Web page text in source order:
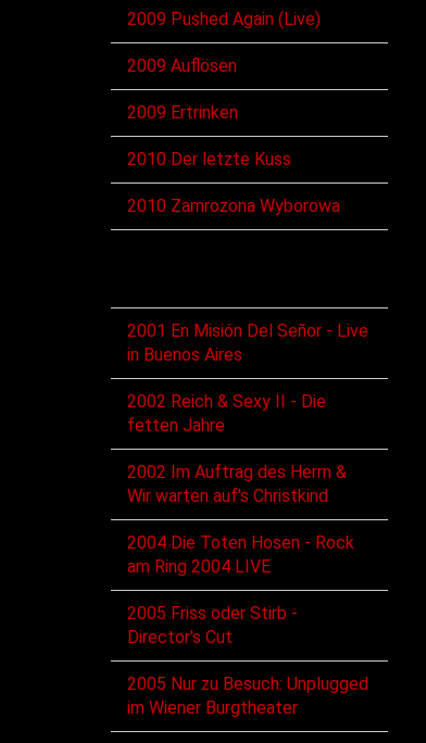
2009 Pushed Again (Live)
2009 Auflösen
2009 Ertrinken
2010 Der letzte Kuss
2010 Zamrozona Wyborowa
2001 En Misión Del Señor - Live
in Buenos Aires
2002 Reich & Sexy II - Die
fetten Jahre
2002 Im Auftrag des Herrn &
Wir warten auf's Christkind
2004 Die Toten Hosen - Rock
am Ring 2004 LIVE
2005 Friss oder Stirb -
Director's Cut
2005 Nur zu Besuch: Unplugged
im Wiener Burgtheater